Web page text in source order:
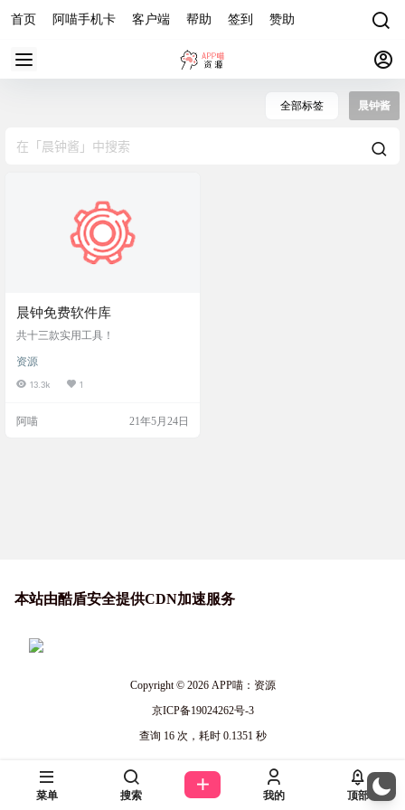
首页 阿喵手机卡 客户端 帮助 签到 赞助
全部标签 晨钟酱
晨钟免费软件库
共十三款实用工具！
资源
13.3k 1
阿喵 21年5月24日
本站由酷盾安全提供CDN加速服务
Copyright © 2026APP喵：资源
京ICP备19024262号-3
查询 16 次，耗时 0.1351 秒
菜单 搜索 我的 顶部